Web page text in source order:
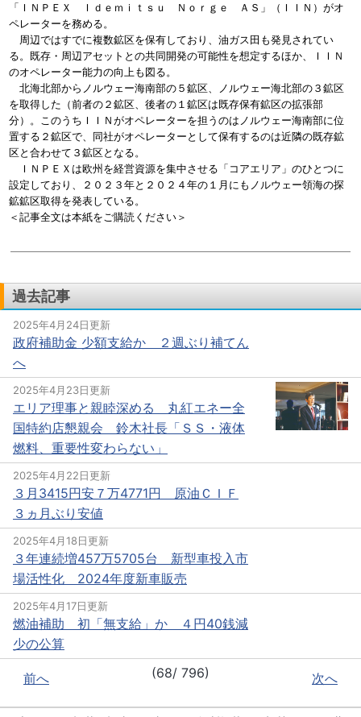
「ＩＮＰＥＸ Ｉｄｅｍｉｔｓｕ Ｎｏｒｇｅ ＡＳ」（ＩＩＮ）がオ
ペレーターを務める。
周辺ではすでに複数鉱区を保有しており、油ガス田も発見されてい
る。既存・周辺アセットとの共同開発の可能性を想定するほか、ＩＩＮ
のオペレーター能力の向上も図る。
北海北部からノルウェー海南部の５鉱区、ノルウェー海北部の３鉱区
を取得した（前者の２鉱区、後者の１鉱区は既存保有鉱区の拡張部
分）。このうちＩＩＮがオペレーターを担うのはノルウェー海南部に位
置する２鉱区で、同社がオペレーターとして保有するのは近隣の既存鉱
区と合わせて３鉱区となる。
ＩＮＰＥＸは欧州を経営資源を集中させる「コアエリア」のひとつに
設定しており、２０２３年と２０２４年の１月にもノルウェー領海の探
鉱鉱区取得を発表している。
＜記事全文は本紙をご購読ください＞
過去記事
2025年4月24日更新
政府補助金 少額支給か ２週ぶり補てん
へ
2025年4月23日更新
エリア理事と親睦深める 丸紅エネー全
国特約店懇親会 鈴木社長「ＳＳ・液体
燃料、重要性変わらない」
2025年4月22日更新
３月3415円安７万4771円 原油ＣＩＦ
３ヵ月ぶり安値
2025年4月18日更新
３年連続増457万5705台 新型車投入市
場活性化 2024年度新車販売
2025年4月17日更新
燃油補助 初「無支給」か ４円40銭減
少の公算
前へ (68/ 796) 次へ